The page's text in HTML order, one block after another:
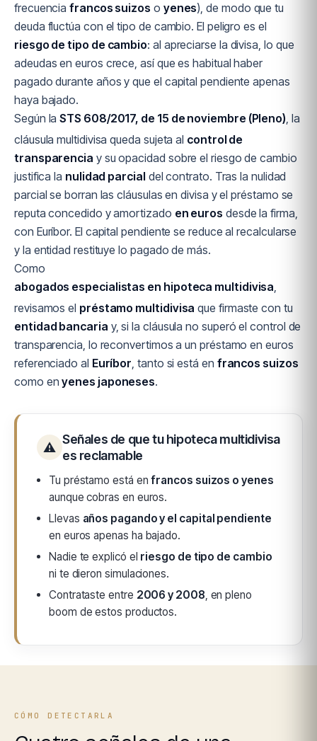
frecuenciafrancos suizos o yenes), de modo que tu
deuda fluctúa con el tipo de cambio. El peligro es el
riesgo de tipo de cambio: al apreciarse la divisa, lo que
adeudas en euros crece, así que es habitual haber
pagado durante años y que el capital pendiente apenas
haya bajado.
Según laSTS 608/2017, de 15 de noviembre (Pleno), la
cláusula multidivisa queda sujeta al control de
transparencia y su opacidad sobre el riesgo de cambio
justifica la nulidad parcialdel contrato. Tras la nulidad
parcial se borran las cláusulas en divisa y el préstamo se
reputa concedido y amortizado en euros desde la firma,
con Euríbor. El capital pendiente se reduce al recalcularse
y la entidad restituye lo pagado de más.
Como
abogados especialistas en hipoteca multidivisa,
revisamos el préstamo multidivisa que firmaste con tu
entidad bancaria y, si la cláusula no superó el control de
transparencia, lo reconvertimos a un préstamo en euros
referenciado al Euríbor, tanto si está en francos suizos
como enyenes japoneses.
⚠
Señales de que tu hipoteca multidivisa
es reclamable
Tu préstamo está enfrancos suizos o yenes
aunque cobras en euros.
Llevas años pagando y el capital pendiente
en euros apenas ha bajado.
Nadie te explicó el riesgo de tipo de cambio
ni te dieron simulaciones.
Contrataste entre 2006 y 2008, en pleno
boom de estos productos.
CÓMO DETECTARLA